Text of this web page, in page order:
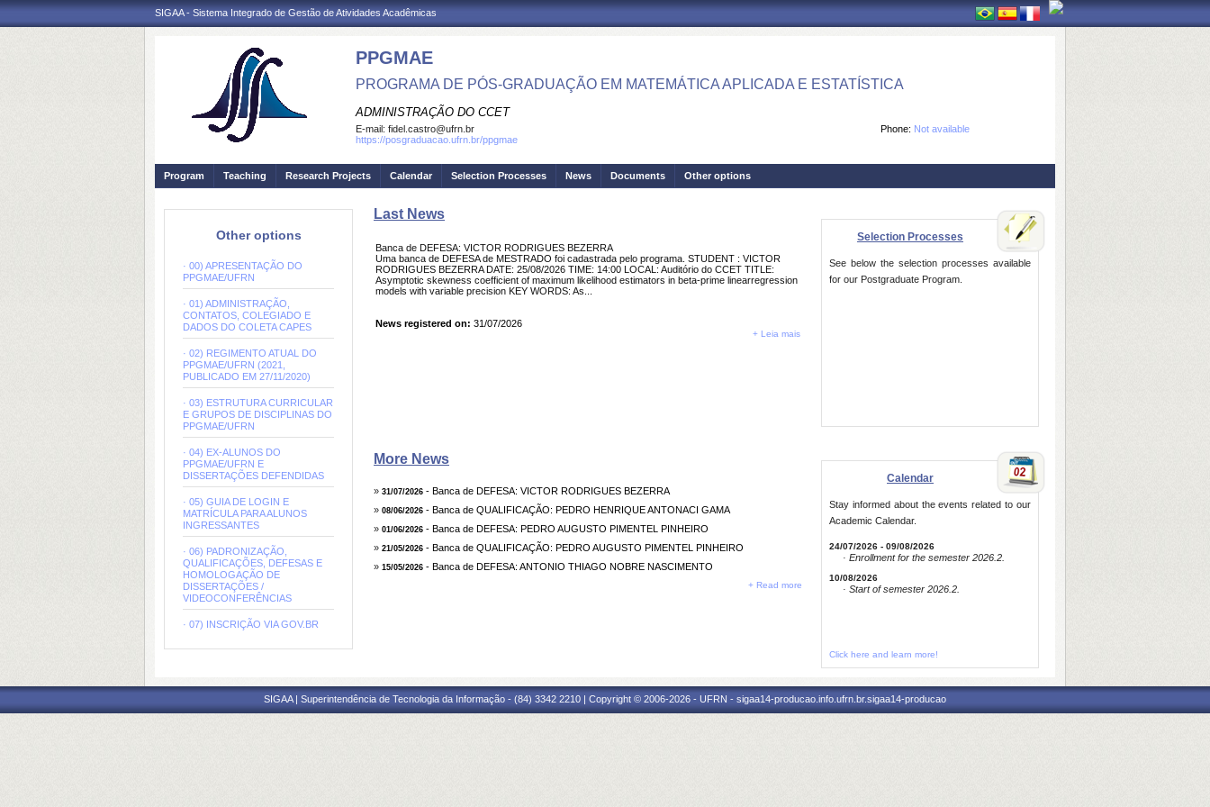
SIGAA - Sistema Integrado de Gestão de Atividades Acadêmicas
PPGMAE
PROGRAMA DE PÓS-GRADUAÇÃO EM MATEMÁTICA APLICADA E ESTATÍSTICA
ADMINISTRAÇÃO DO CCET
Phone: Not available
E-mail: fidel.castro@ufrn.br
https://posgraduacao.ufrn.br/ppgmae
Program Teaching Research Projects Calendar Selection Processes News Documents Other options
Other options
· 00) APRESENTAÇÃO DO
PPGMAE/UFRN
· 01) ADMINISTRAÇÃO,
CONTATOS, COLEGIADO E
DADOS DO COLETA CAPES
· 02) REGIMENTO ATUAL DO
PPGMAE/UFRN (2021,
PUBLICADO EM 27/11/2020)
· 03) ESTRUTURA CURRICULAR
E GRUPOS DE DISCIPLINAS DO
PPGMAE/UFRN
· 04) EX-ALUNOS DO
PPGMAE/UFRN E
DISSERTAÇÕES DEFENDIDAS
· 05) GUIA DE LOGIN E
MATRÍCULA PARA ALUNOS
INGRESSANTES
· 06) PADRONIZAÇÃO,
QUALIFICAÇÕES, DEFESAS E
HOMOLOGAÇÃO DE
DISSERTAÇÕES /
VIDEOCONFERÊNCIAS
· 07) INSCRIÇÃO VIA GOV.BR
Last News
Banca de DEFESA: VICTOR RODRIGUES BEZERRA
Uma banca de DEFESA de MESTRADO foi cadastrada pelo programa. STUDENT : VICTOR
RODRIGUES BEZERRA DATE: 25/08/2026 TIME: 14:00 LOCAL: Auditório do CCET TITLE:
Asymptotic skewness coefficient of maximum likelihood estimators in beta-prime linearregression
models with variable precision KEY WORDS: As...
News registered on: 31/07/2026
+ Leia mais
More News
» 31/07/2026 - Banca de DEFESA: VICTOR RODRIGUES BEZERRA
» 08/06/2026 - Banca de QUALIFICAÇÃO: PEDRO HENRIQUE ANTONACI GAMA
» 01/06/2026 - Banca de DEFESA: PEDRO AUGUSTO PIMENTEL PINHEIRO
» 21/05/2026 - Banca de QUALIFICAÇÃO: PEDRO AUGUSTO PIMENTEL PINHEIRO
» 15/05/2026 - Banca de DEFESA: ANTONIO THIAGO NOBRE NASCIMENTO
+ Read more
Selection Processes
See below the selection processes available
for our Postgraduate Program.
Calendar
Stay informed about the events related to our
Academic Calendar.
24/07/2026 - 09/08/2026
· Enrollment for the semester 2026.2.
10/08/2026
· Start of semester 2026.2.
Click here and learn more!
SIGAA | Superintendência de Tecnologia da Informação - (84) 3342 2210 | Copyright © 2006-2026 - UFRN - sigaa14-producao.info.ufrn.br.sigaa14-producao